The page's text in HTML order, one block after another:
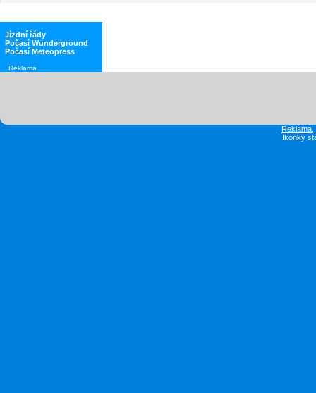
Jízdní řády
Počasí Wunderground
Počasí Meteopress
Reklama
Reklama
Ikonky